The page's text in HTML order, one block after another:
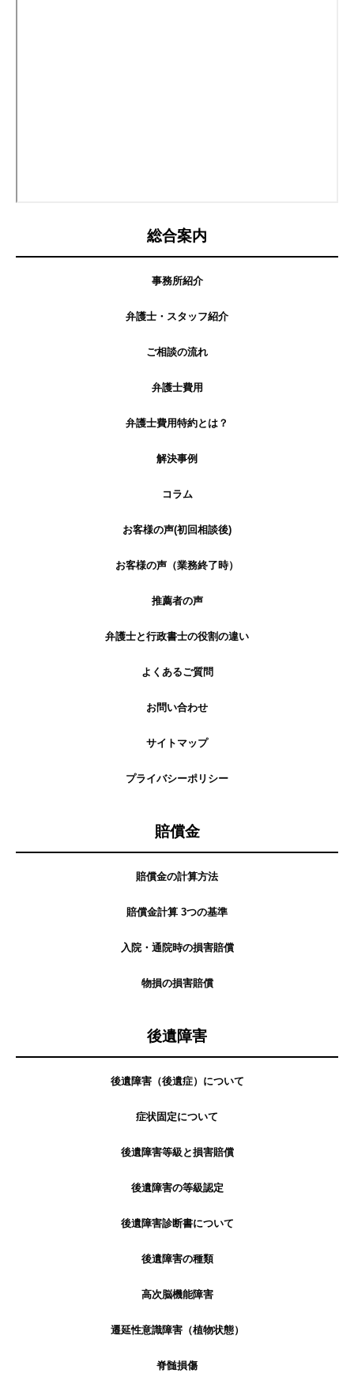
総合案内
事務所紹介
弁護士・スタッフ紹介
ご相談の流れ
弁護士費用
弁護士費用特約とは？
解決事例
コラム
お客様の声(初回相談後)
お客様の声（業務終了時）
推薦者の声
弁護士と行政書士の役割の違い
よくあるご質問
お問い合わせ
サイトマップ
プライバシーポリシー
賠償金
賠償金の計算方法
賠償金計算 3つの基準
入院・通院時の損害賠償
物損の損害賠償
後遺障害
後遺障害（後遺症）について
症状固定について
後遺障害等級と損害賠償
後遺障害の等級認定
後遺障害診断書について
後遺障害の種類
高次脳機能障害
遷延性意識障害（植物状態）
脊髄損傷